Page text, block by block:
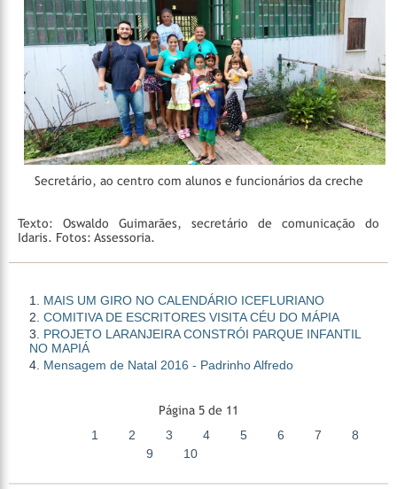
Secretário, ao centro com alunos e funcionários da creche
Texto: Oswaldo Guimarães, secretário de comunicação do
Idaris. Fotos: Assessoria.
MAIS UM GIRO NO CALENDÁRIO ICEFLURIANO
COMITIVA DE ESCRITORES VISITA CÉU DO MÁPIA
PROJETO LARANJEIRA CONSTRÓI PARQUE INFANTIL
NO MAPIÁ
Mensagem de Natal 2016 - Padrinho Alfredo
Página 5 de 11
1
2 3 4 5 6 7
8
9
10